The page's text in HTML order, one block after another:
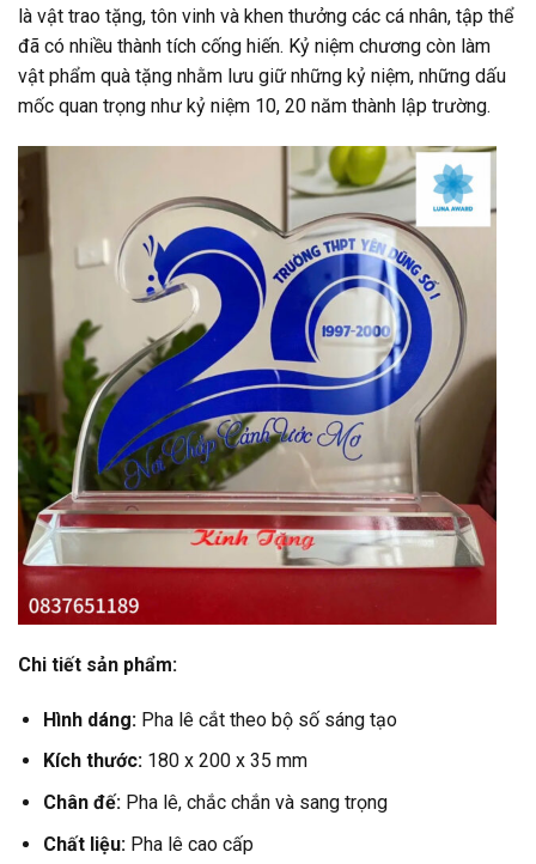
là vật trao tặng, tôn vinh và khen thưởng các cá nhân, tập thể
đã có nhiều thành tích cống hiến. Kỷ niệm chương còn làm
vật phẩm quà tặng nhằm lưu giữ những kỷ niệm, những dấu
mốc quan trọng như kỷ niệm 10, 20 năm thành lập trường.
Chi tiết sản phẩm:
Hình dáng: Pha lê cắt theo bộ số sáng tạo
Kích thước: 180 x 200 x 35 mm
Chân đế: Pha lê, chắc chắn và sang trọng
Chất liệu: Pha lê cao cấp